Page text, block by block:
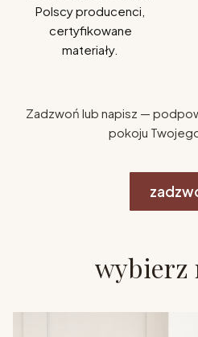
Polscy producenci,
certyfikowane
materiały.
Zadzwoń lub napisz —
pokoju
wybierz